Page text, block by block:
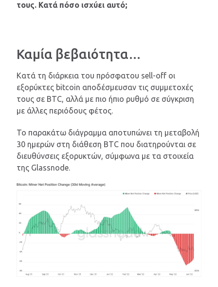
τους. Κατά πόσο ισχύει αυτό;
Καμία βεβαιότητα…
Κατά τη διάρκεια του πρόσφατου sell-off οι
εξορύκτες bitcoin αποδέσμευσαν τις συμμετοχές
τους σε BTC, αλλά με πιο ήπιο ρυθμό σε σύγκριση
με άλλες περιόδους φέτος.
Το παρακάτω διάγραμμα αποτυπώνει τη μεταβολή
30 ημερών στη διάθεση BTC που διατηρούνται σε
διευθύνσεις εξορυκτών, σύμφωνα με τα στοιχεία
της Glassnode.